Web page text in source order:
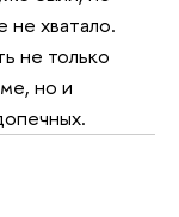
не хватало.
не только
но и